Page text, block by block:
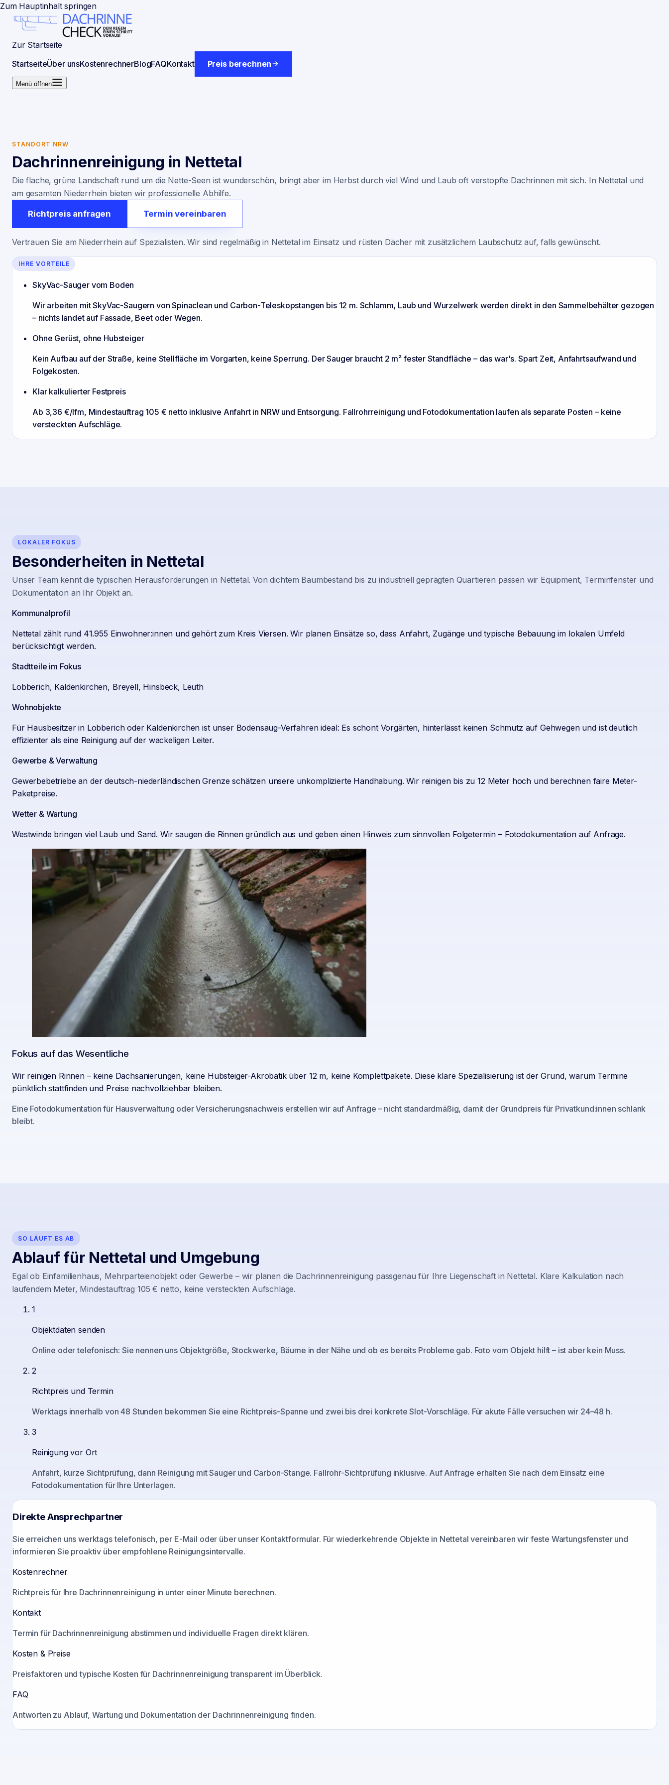
Zum Hauptinhalt springen
Zur Startseite
StartseiteÜber unsKostenrechnerBlogFAQKontakt Preis berechnen
Menü öffnen
STANDORT NRW
Dachrinnenreinigung in Nettetal
Die flache, grüne Landschaft rund um die Nette-Seen ist wunderschön, bringt aber im Herbst durch viel Wind und Laub oft verstopfte Dachrinnen mit sich. In Nettetal und
am gesamten Niederrhein bieten wir professionelle Abhilfe.
Richtpreis anfragen Termin vereinbaren
Vertrauen Sie am Niederrhein auf Spezialisten. Wir sind regelmäßig in Nettetal im Einsatz und rüsten Dächer mit zusätzlichem Laubschutz auf, falls gewünscht.
IHRE VORTEILE
SkyVac-Sauger vom Boden
Wir arbeiten mit SkyVac-Saugern von Spinaclean und Carbon-Teleskopstangen bis 12 m. Schlamm, Laub und Wurzelwerk werden direkt in den Sammelbehälter gezogen
– nichts landet auf Fassade, Beet oder Wegen.
Ohne Gerüst, ohne Hubsteiger
Kein Aufbau auf der Straße, keine Stellfläche im Vorgarten, keine Sperrung. Der Sauger braucht 2 m² fester Standfläche – das war's. Spart Zeit, Anfahrtsaufwand und
Folgekosten.
Klar kalkulierter Festpreis
Ab 3,36 €/lfm, Mindestauftrag 105 € netto inklusive Anfahrt in NRW und Entsorgung. Fallrohrreinigung und Fotodokumentation laufen als separate Posten – keine
versteckten Aufschläge.
LOKALER FOKUS
Besonderheiten in Nettetal
Unser Team kennt die typischen Herausforderungen in Nettetal. Von dichtem Baumbestand bis zu industriell geprägten Quartieren passen wir Equipment, Terminfenster und
Dokumentation an Ihr Objekt an.
Kommunalprofil
Nettetal zählt rund 41.955 Einwohner:innen und gehört zum Kreis Viersen. Wir planen Einsätze so, dass Anfahrt, Zugänge und typische Bebauung im lokalen Umfeld
berücksichtigt werden.
Stadtteile im Fokus
Lobberich, Kaldenkirchen, Breyell, Hinsbeck, Leuth
Wohnobjekte
Für Hausbesitzer in Lobberich oder Kaldenkirchen ist unser Bodensaug-Verfahren ideal: Es schont Vorgärten, hinterlässt keinen Schmutz auf Gehwegen und ist deutlich
effizienter als eine Reinigung auf der wackeligen Leiter.
Gewerbe & Verwaltung
Gewerbebetriebe an der deutsch-niederländischen Grenze schätzen unsere unkomplizierte Handhabung. Wir reinigen bis zu 12 Meter hoch und berechnen faire Meter-
Paketpreise.
Wetter & Wartung
Westwinde bringen viel Laub und Sand. Wir saugen die Rinnen gründlich aus und geben einen Hinweis zum sinnvollen Folgetermin – Fotodokumentation auf Anfrage.
Fokus auf das Wesentliche
Wir reinigen Rinnen – keine Dachsanierungen, keine Hubsteiger-Akrobatik über 12 m, keine Komplettpakete. Diese klare Spezialisierung ist der Grund, warum Termine
pünktlich stattfinden und Preise nachvollziehbar bleiben.
Eine Fotodokumentation für Hausverwaltung oder Versicherungsnachweis erstellen wir auf Anfrage – nicht standardmäßig, damit der Grundpreis für Privatkund:innen schlank
bleibt.
SO LÄUFT ES AB
Ablauf für Nettetal und Umgebung
Egal ob Einfamilienhaus, Mehrparteienobjekt oder Gewerbe – wir planen die Dachrinnenreinigung passgenau für Ihre Liegenschaft in Nettetal. Klare Kalkulation nach
laufendem Meter, Mindestauftrag 105 € netto, keine versteckten Aufschläge.
1
Objektdaten senden
Online oder telefonisch: Sie nennen uns Objektgröße, Stockwerke, Bäume in der Nähe und ob es bereits Probleme gab. Foto vom Objekt hilft – ist aber kein Muss.
2
Richtpreis und Termin
Werktags innerhalb von 48 Stunden bekommen Sie eine Richtpreis-Spanne und zwei bis drei konkrete Slot-Vorschläge. Für akute Fälle versuchen wir 24–48 h.
3
Reinigung vor Ort
Anfahrt, kurze Sichtprüfung, dann Reinigung mit Sauger und Carbon-Stange. Fallrohr-Sichtprüfung inklusive. Auf Anfrage erhalten Sie nach dem Einsatz eine
Fotodokumentation für Ihre Unterlagen.
Direkte Ansprechpartner
Sie erreichen uns werktags telefonisch, per E-Mail oder über unser Kontaktformular. Für wiederkehrende Objekte in Nettetal vereinbaren wir feste Wartungsfenster und
informieren Sie proaktiv über empfohlene Reinigungsintervalle.
Kostenrechner
Richtpreis für Ihre Dachrinnenreinigung in unter einer Minute berechnen.
Kontakt
Termin für Dachrinnenreinigung abstimmen und individuelle Fragen direkt klären.
Kosten & Preise
Preisfaktoren und typische Kosten für Dachrinnenreinigung transparent im Überblick.
FAQ
Antworten zu Ablauf, Wartung und Dokumentation der Dachrinnenreinigung finden.